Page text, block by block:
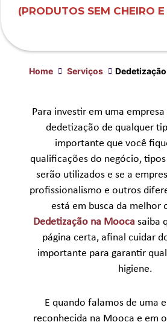
(PRODUTOS SEM CHEIRO
Home Serviços
Para investir em uma
dedetização de qualquer
importante que você
qualificações do negócio,
serão utilizados e se a
profissionalismo e outros
está em busca da melhor
Dedetização na Mooca saiba
página certa, afinal cuidar
importante para garantir
higiene.
E quando falamos de uma
reconhecida na Mooca e em